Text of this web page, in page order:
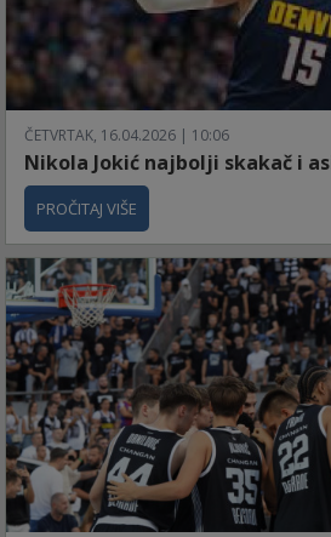
ČETVRTAK, 16.04.2026 | 10:06
Nikola Jokić najbolji skakač i
PROČITAJ VIŠE